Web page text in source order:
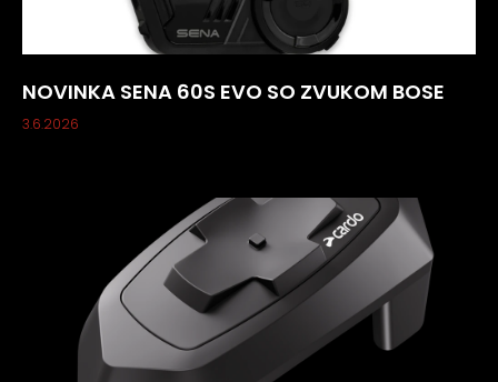
NOVINKA SENA 60S EVO SO ZVUKOM BOSE
3.6.2026